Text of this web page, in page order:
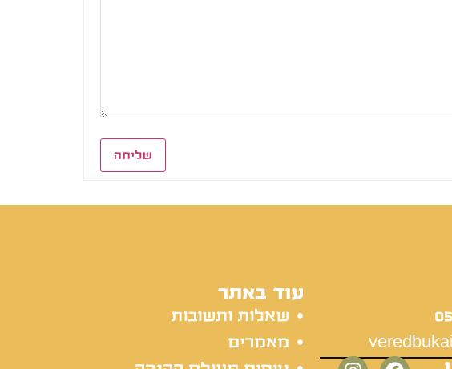
שליחה
עוד באתר
שאלות ותשובות
מאמרים